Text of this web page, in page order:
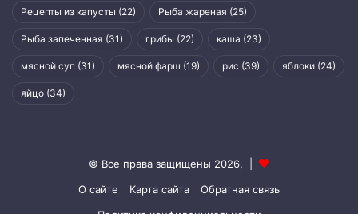
Рецепты из капусты (22) Рыба жареная (25)
Рыба запеченная (31) грибы (22) каша (23)
мясной суп (31) мясной фарш (19) рис (39) яблоки (24)
яйцо (34)
© Все права защищены 2026, |
О сайте
Карта сайта
Обратная связь